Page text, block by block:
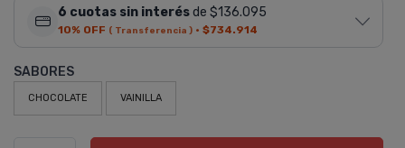
6 cuotas sin interésde $136.095
10% OFF ( Transferencia ) · $734.914
SABORES
CHOCOLATE VAINILLA